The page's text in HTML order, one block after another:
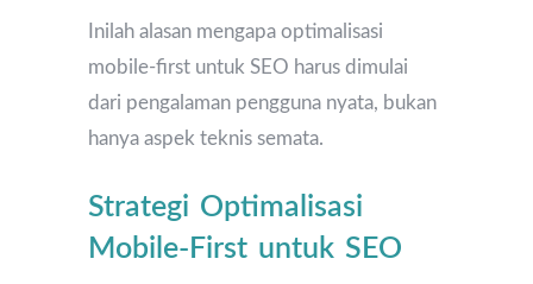
Inilah alasan mengapa optimalisasi
mobile-first untuk SEO harus dimulai
dari pengalaman pengguna nyata, bukan
hanya aspek teknis semata.
Strategi Optimalisasi
Mobile-First untuk SEO